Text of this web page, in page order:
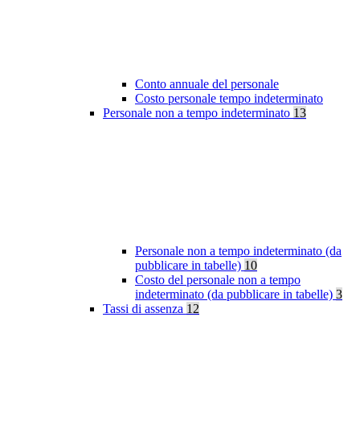
Conto annuale del personale
Costo personale tempo indeterminato
Personale non a tempo indeterminato 13
Personale non a tempo indeterminato (da
pubblicare in tabelle) 10
Costo del personale non a tempo
indeterminato (da pubblicare in tabelle) 3
Tassi di assenza 12